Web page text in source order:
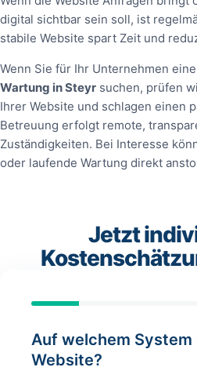
digital sichtbar sein soll, ist
stabile Website spart Zeit und
Wenn Sie für Ihr Unternehmen
Wartung in Steyr suchen, prüfen
Ihrer Website und schlagen einen
Betreuung erfolgt remote,
Zuständigkeiten. Bei Interesse
oder laufende Wartung direkt
Jetzt
Auf welchem System
Website?